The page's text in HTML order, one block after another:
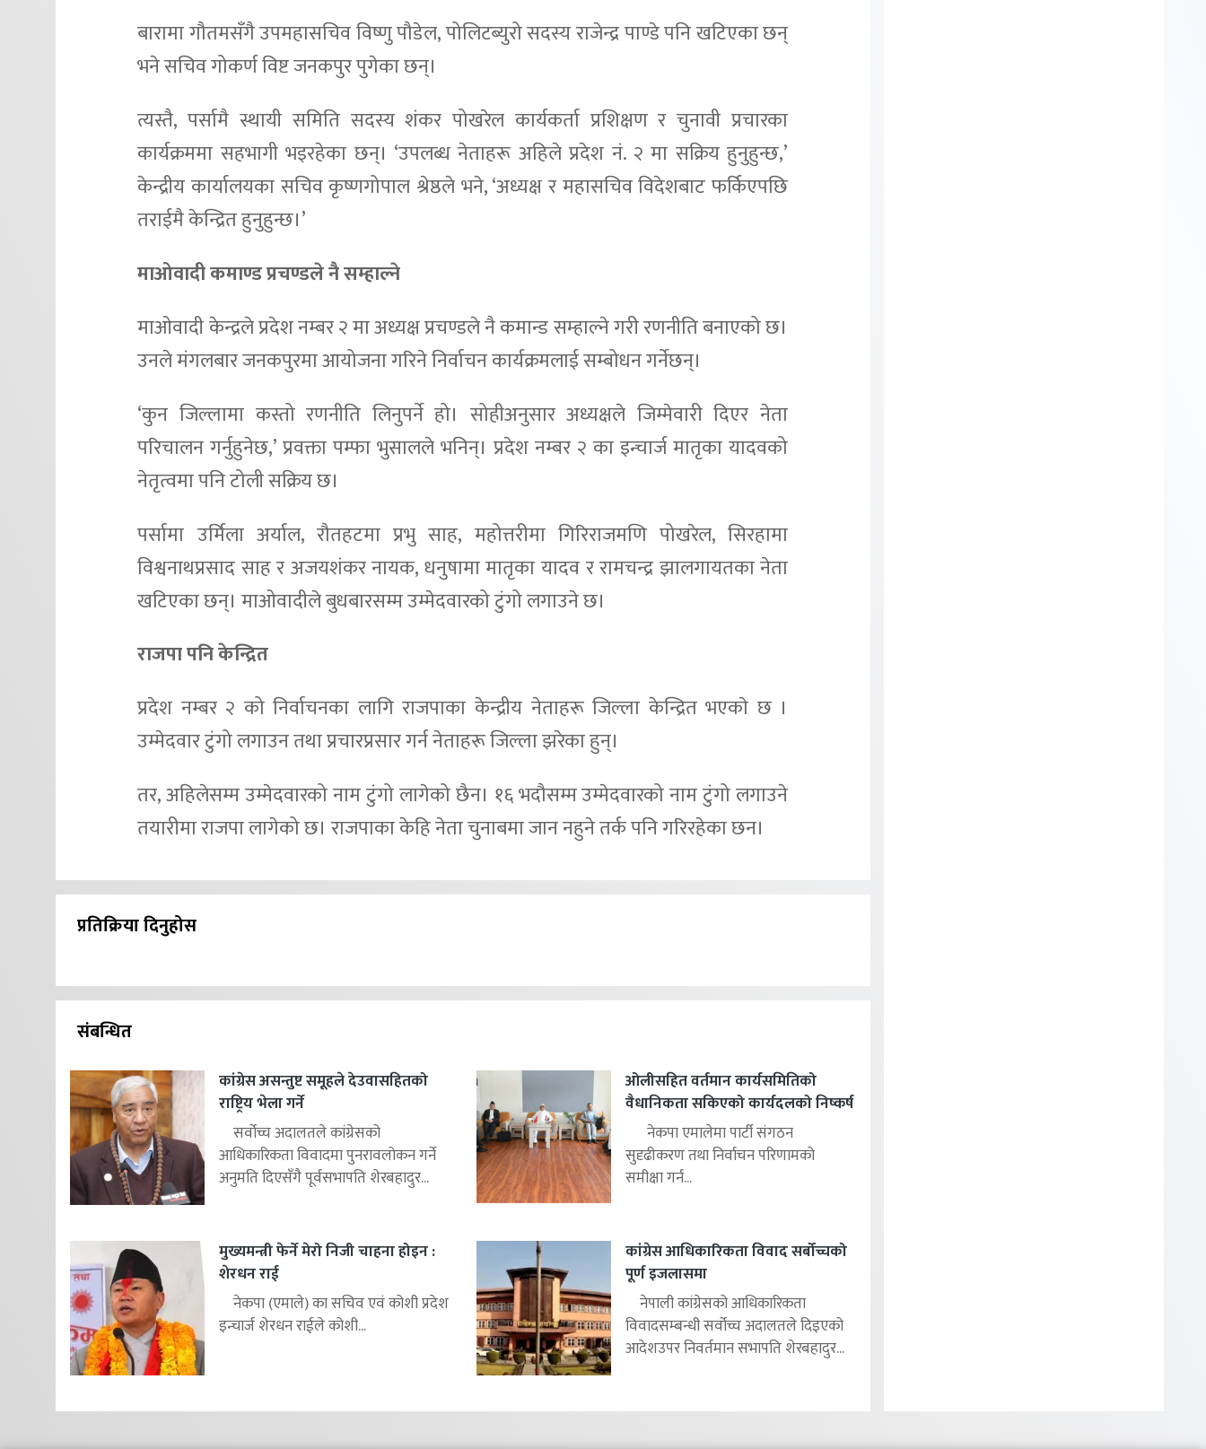
बारामा गौतमसँगै उपमहासचिव विष्णु पौडेल, पोलिटब्युरो सदस्य राजेन्द्र पाण्डे पनि खटिएका छन्
भने सचिव गोकर्ण विष्ट जनकपुर पुगेका छन्।
त्यस्तै, पर्सामै स्थायी समिति सदस्य शंकर पोखरेल कार्यकर्ता प्रशिक्षण र चुनावी प्रचारका
कार्यक्रममा सहभागी भइरहेका छन्। ‘उपलब्ध नेताहरू अहिले प्रदेश नं. २ मा सक्रिय हुनुहुन्छ,’
केन्द्रीय कार्यालयका सचिव कृष्णगोपाल श्रेष्ठले भने, ‘अध्यक्ष र महासचिव विदेशबाट फर्किएपछि
तराईमै केन्द्रित हुनुहुन्छ।’
माओवादी कमाण्ड प्रचण्डले नै सम्हाल्ने
माओवादी केन्द्रले प्रदेश नम्बर २ मा अध्यक्ष प्रचण्डले नै कमान्ड सम्हाल्ने गरी रणनीति बनाएको छ।
उनले मंगलबार जनकपुरमा आयोजना गरिने निर्वाचन कार्यक्रमलाई सम्बोधन गर्नेछन्।
‘कुन जिल्लामा कस्तो रणनीति लिनुपर्ने हो। सोहीअनुसार अध्यक्षले जिम्मेवारी दिएर नेता
परिचालन गर्नुहुनेछ,’ प्रवक्ता पम्फा भुसालले भनिन्। प्रदेश नम्बर २ का इन्चार्ज मातृका यादवको
नेतृत्वमा पनि टोली सक्रिय छ।
पर्सामा उर्मिला अर्याल, रौतहटमा प्रभु साह, महोत्तरीमा गिरिराजमणि पोखरेल, सिरहामा
विश्वनाथप्रसाद साह र अजयशंकर नायक, धनुषामा मातृका यादव र रामचन्द्र झालगायतका नेता
खटिएका छन्। माओवादीले बुधबारसम्म उम्मेदवारको टुंगो लगाउने छ।
राजपा पनि केन्द्रित
प्रदेश नम्बर २ को निर्वाचनका लागि राजपाका केन्द्रीय नेताहरू जिल्ला केन्द्रित भएकाे छ ।
उम्मेदवार टुंगो लगाउन तथा प्रचारप्रसार गर्न नेताहरू जिल्ला झरेका हुन्।
तर, अहिलेसम्म उम्मेदवारको नाम टुंगो लागेको छैन। १६ भदौसम्म उम्मेदवारको नाम टुंगो लगाउने
तयारीमा राजपा लागेको छ। राजपाका केहि नेता चुनाबमा जान नहुने तर्क पनि गरिरहेका छन।
प्रतिक्रिया दिनुहोस
संबन्धित
कांग्रेस असन्तुष्ट समूहले देउवासहितको
राष्ट्रिय भेला गर्ने
सर्वोच्च अदालतले कांग्रेसको
आधिकारिकता विवादमा पुनरावलोकन गर्ने
अनुमति दिएसँगै पूर्वसभापति शेरबहादुर...
ओलीसहित वर्तमान कार्यसमितिको
वैधानिकता सकिएको कार्यदलको निष्कर्ष
नेकपा एमालेमा पार्टी संगठन
सुदृढीकरण तथा निर्वाचन परिणामको
समीक्षा गर्न...
मुख्यमन्त्री फेर्ने मेरो निजी चाहना होइन :
शेरधन राई
नेकपा (एमाले) का सचिव एवं कोशी प्रदेश
इन्चार्ज शेरधन राईले कोशी...
कांग्रेस आधिकारिकता विवाद सर्बोच्चको
पूर्ण इजलासमा
नेपाली कांग्रेसको आधिकारिकता
विवादसम्बन्धी सर्वोच्च अदालतले दिइएको
आदेशउपर निवर्तमान सभापति शेरबहादुर...